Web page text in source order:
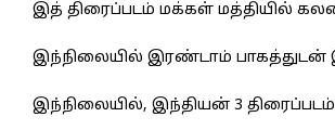
இத் திரைப்படம் மக்கள் மத்தியில்
இந்நிலையில் இரண்டாம் பாகத்துடன்
இந்நிலையில், இந்தியன் 3